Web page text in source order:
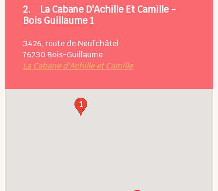
2. La Cabane D'Achille Et Camille -
Bois Guillaume 1
3426, route de Neufchâtel
76230 Bois-Guillaume
La Cabane d'Achille et Camille
1